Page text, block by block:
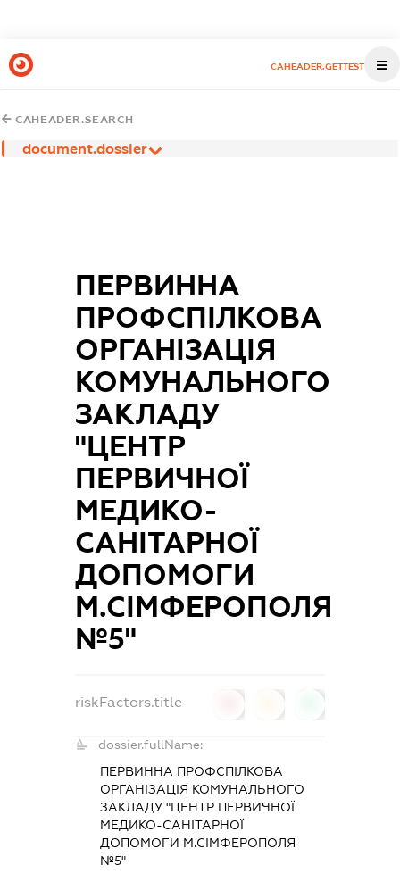
CAHEADER.GETTEST
CAHEADER.SEARCH
document.dossier
ПЕРВИННА
ПРОФСПІЛКОВА
ОРГАНІЗАЦІЯ
КОМУНАЛЬНОГО
ЗАКЛАДУ
"ЦЕНТР
ПЕРВИЧНОЇ
МЕДИКО-
САНІТАРНОЇ
ДОПОМОГИ
М.СІМФЕРОПОЛЯ
№5"
riskFactors.title
dossier.fullName:
ПЕРВИННА ПРОФСПІЛКОВА
ОРГАНІЗАЦІЯ КОМУНАЛЬНОГО
ЗАКЛАДУ "ЦЕНТР ПЕРВИЧНОЇ
МЕДИКО-САНІТАРНОЇ
ДОПОМОГИ М.СІМФЕРОПОЛЯ
№5"